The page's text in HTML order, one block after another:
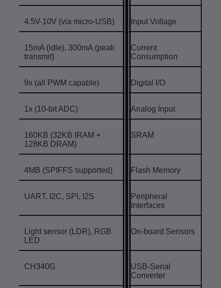
Input Voltage
4.5V-10V (via micro-USB)
Current
Consumption
15mA (idle), 300mA (peak
transmit)
Digital I/O
9x (all PWM capable)
Analog Input
1x (10-bit ADC)
160KB (32KB IRAM +
128KB DRAM)
Flash Memory
4MB (SPIFFS supported)
Peripheral
Interfaces
UART, I2C, SPI, I2S
On-board Sensors
Light sensor (LDR), RGB
USB-Serial
Converter
CH340G